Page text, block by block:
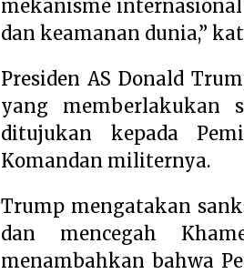
mekanisme
dan keamanan dunia,”
Presiden AS Donald
yang memberlakukan
ditujukan kepada
Komandan militernya.
Trump mengatakan
dan mencegah
menambahkan bahwa